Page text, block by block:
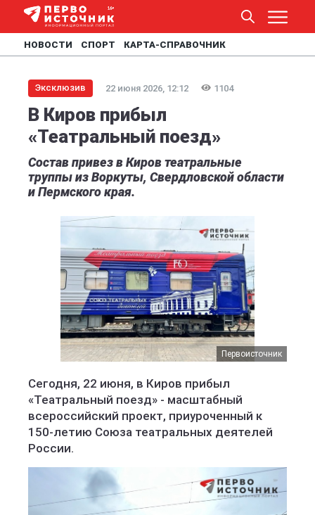
НОВОСТИ СПОРТ КАРТА-СПРАВОЧНИК
Эксклюзив 22 июня 2026, 12:12 1104
В Киров прибыл
«Театральный поезд»
Состав привез в Киров театральные
труппы из Воркуты, Свердловской области
и Пермского края.
Первоисточник
Сегодня, 22 июня, в Киров прибыл
«Театральный поезд» - масштабный
всероссийский проект, приуроченный к
150-летию Союза театральных деятелей
России.